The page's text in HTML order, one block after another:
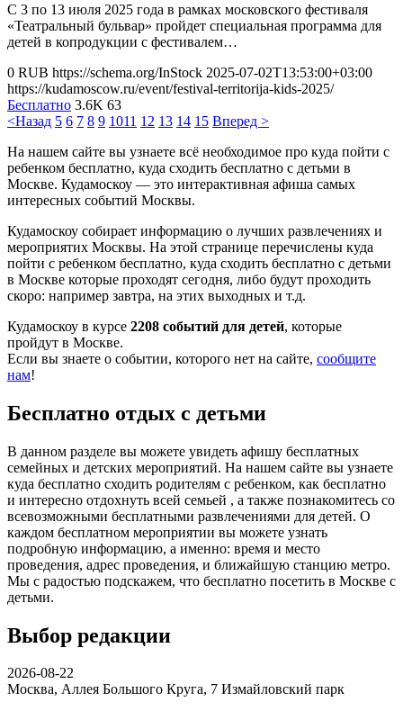
С 3 по 13 июля 2025 года в рамках московского фестиваля
«Театральный бульвар» пройдет специальная программа для
детей в копродукции с фестивалем…
0 RUB https://schema.org/InStock 2025-07-02T13:53:00+03:00
https://kudamoscow.ru/event/festival-territorija-kids-2025/
Бесплатно 3.6K 63
<Назад 5 6 7 8 9 1011 12 13 14 15 Вперед >
На нашем сайте вы узнаете всё необходимое про куда пойти с
ребенком бесплатно, куда сходить бесплатно с детьми в
Москве. Кудамоскоу — это интерактивная афиша самых
интересных событий Москвы.
Кудамоскоу собирает информацию о лучших развлечениях и
мероприятих Москвы. На этой странице перечислены куда
пойти с ребенком бесплатно, куда сходить бесплатно с детьми
в Москве которые проходят сегодня, либо будут проходить
скоро: например завтра, на этих выходных и т.д.
Кудамоскоу в курсе 2208 событий для детей, которые
пройдут в Москве.
Если вы знаете о событии, которого нет на сайте, сообщите
нам!
Бесплатно отдых с детьми
В данном разделе вы можете увидеть афишу бесплатных
семейных и детских мероприятий. На нашем сайте вы узнаете
куда бесплатно сходить родителям с ребенком, как бесплатно
и интересно отдохнуть всей семьей , а также познакомитесь со
всевозможными бесплатными развлечениями для детей. О
каждом бесплатном мероприятии вы можете узнать
подробную информацию, а именно: время и место
проведения, адрес проведения, и ближайшую станцию метро.
Мы с радостью подскажем, что бесплатно посетить в Москве с
детьми.
Выбор редакции
2026-08-22
Москва, Аллея Большого Круга, 7 Измайловский парк